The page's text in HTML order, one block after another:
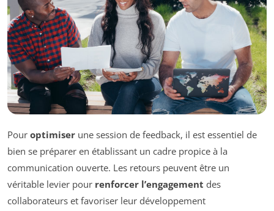
Pour optimiser une session de feedback, il est essentiel de
bien se préparer en établissant un cadre propice à la
communication ouverte. Les retours peuvent être un
véritable levier pour renforcer l’engagement des
collaborateurs et favoriser leur développement